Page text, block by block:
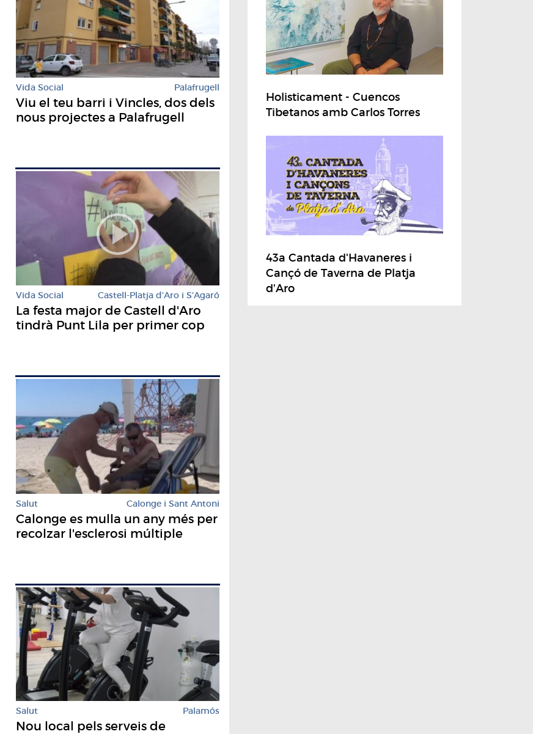
Vida Social Palafrugell
Viu el teu barri i Vincles, dos dels
nous projectes a Palafrugell
Vida Social Castell-Platja d'Aro i S'Agaró
La festa major de Castell d'Aro
tindrà Punt Lila per primer cop
Salut Calonge i Sant Antoni
Calonge es mulla un any més per
recolzar l'esclerosi múltiple
Salut Palamós
Nou local pels serveis de
Holisticament - Cuencos
Tibetanos amb Carlos Torres
43a Cantada d'Havaneres i
Cançó de Taverna de Platja
d'Aro